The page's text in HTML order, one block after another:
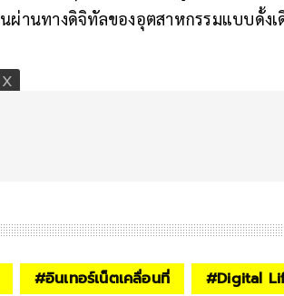
ผ่านทางดิจิทัลของอุตสาหกรรมแบบดั้งเ
#อินเทอร์เน็ตเคลื่อนที่ #Digital